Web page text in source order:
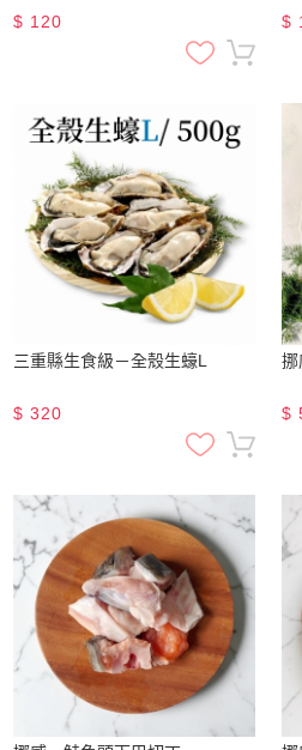
$ 120 $
三重縣生食級－全殼生蠔L
$ 320
挪
$